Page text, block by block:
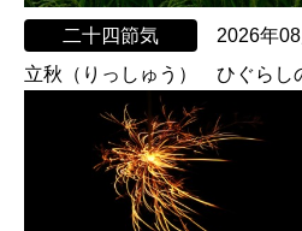
二十四節気
2026年
立秋（りっしゅう） ひぐらし